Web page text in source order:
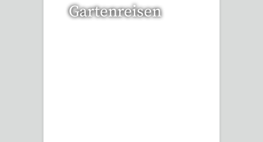
Gartenreisen